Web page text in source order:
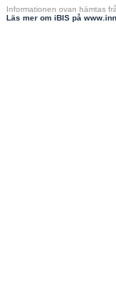
Informationen ovan hämtas
Läs mer om iBIS på